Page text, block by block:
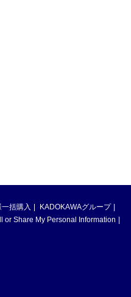
括購入
KADOKAWAグループ
or Share My Personal Information